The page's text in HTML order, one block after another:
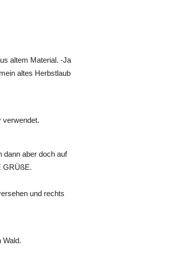
altem Material. -Ja
altes Herbstlaub
verwendet.
dann aber doch auf
GRÜßE.
und rechts
Wald.